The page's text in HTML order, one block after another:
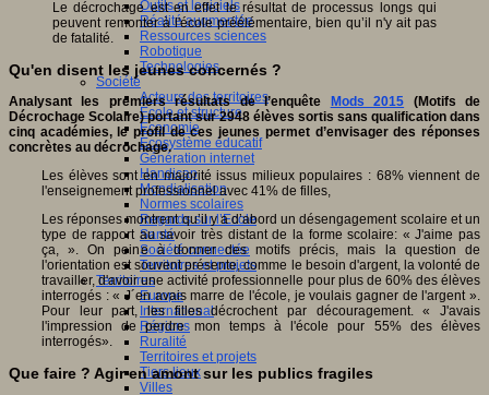
Outils et logiciels
Réalité augmentée
Ressources sciences
Robotique
Technologies
Société
Acteurs des territoires
Ecole et structure
Economie
Ecosystème éducatif
Génération internet
Handicap
Mondialisation
Normes scolaires
Regards sur l’Ecole
Santé
Société connectée
Territoires et projets
Territoires
Europe
International
Régions
Ruralité
Territoires et projets
Tiers lieux
Villes
Le décrochage est en effet le résultat de processus longs qui
peuvent remonter à l'école préélémentaire, bien qu’il n'y ait pas
de fatalité.
Qu'en disent les jeunes concernés ?
Analysant les premiers résultats de l’enquête Mods 2015 (Motifs de
Décrochage Scolaire) portant sur 2948 élèves sortis sans qualification dans
cinq académies, le profil de ces jeunes permet d’envisager des réponses
concrètes au décrochage.
Les élèves sont en majorité issus milieux populaires : 68% viennent de
l'enseignement professionnel avec 41% de filles,
Les réponses montrent qu’il y a d’abord un désengagement scolaire et un
type de rapport au savoir très distant de la forme scolaire: « J'aime pas
ça, ». On peine à donner des motifs précis, mais la question de
l'orientation est souvent présente, comme le besoin d'argent, la volonté de
travailler, d'avoir une activité professionnelle pour plus de 60% des élèves
interrogés : « J´en avais marre de l'école, je voulais gagner de l'argent ».
Pour leur part, les filles décrochent par découragement. « J'avais
l'impression de perdre mon temps à l'école pour 55% des élèves
interrogés».
Que faire ? Agir en amont sur les publics fragiles